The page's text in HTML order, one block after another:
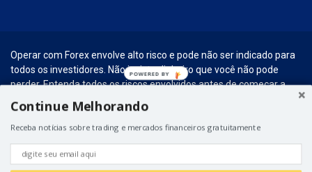
Operar com Forex envolve alto risco e pode não ser indicado para
todos os investidores. Não invista dinheiro que você não pode
perder. Entenda todos os riscos envolvidos antes de começar a
realizar esse tipo de investimentos.
© 2026 – Forex Social. Graças aHospedagem para WordPress
Continue Melhorando
Receba notícias sobre trading e mercados financeiros gratuitamente
POWERED
BY